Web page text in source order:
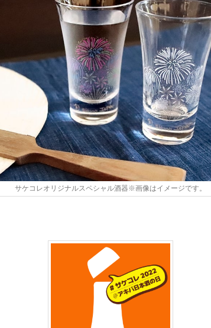
サケコレオリジナルスペシャル酒器※画像はイメージです。